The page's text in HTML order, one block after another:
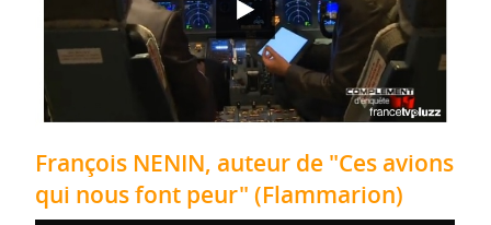
François NENIN, auteur de "Ces avions
qui nous font peur" (Flammarion)